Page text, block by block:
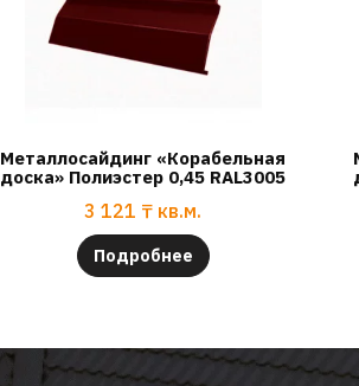
Металлосайдинг «Корабельная
доска» Полиэстер 0,45 RAL3005
3 121 ₸ кв.м.
Подробнее